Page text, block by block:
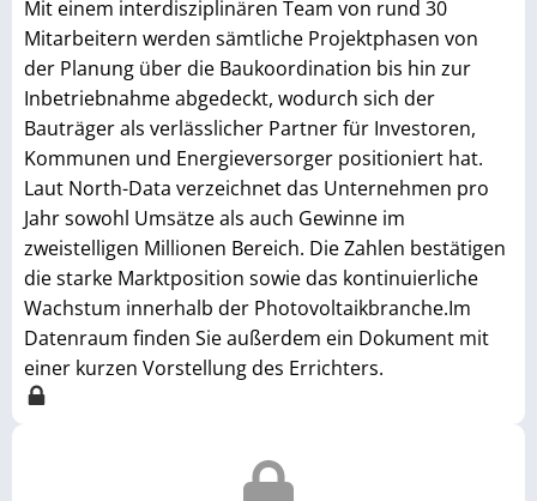
Mit einem interdisziplinären Team von rund 30
Mitarbeitern werden sämtliche Projektphasen von
der Planung über die Baukoordination bis hin zur
Inbetriebnahme abgedeckt, wodurch sich der
Bauträger als verlässlicher Partner für Investoren,
Kommunen und Energieversorger positioniert hat.
Laut North-Data verzeichnet das Unternehmen pro
Jahr sowohl Umsätze als auch Gewinne im
zweistelligen Millionen Bereich. Die Zahlen bestätigen
die starke Marktposition sowie das kontinuierliche
Wachstum innerhalb der Photovoltaikbranche.Im
Datenraum finden Sie außerdem ein Dokument mit
einer kurzen Vorstellung des Errichters.